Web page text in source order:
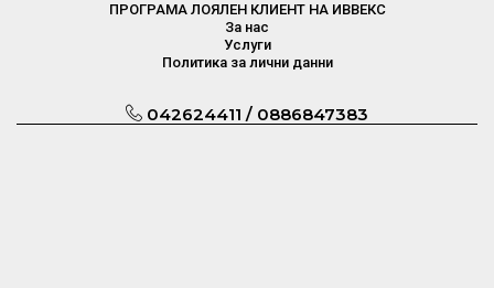
ПРОГРАМА ЛОЯЛЕН КЛИЕНТ НА ИВВЕКС
За нас
Услуги
Политика за лични данни
042624411 / 0886847383